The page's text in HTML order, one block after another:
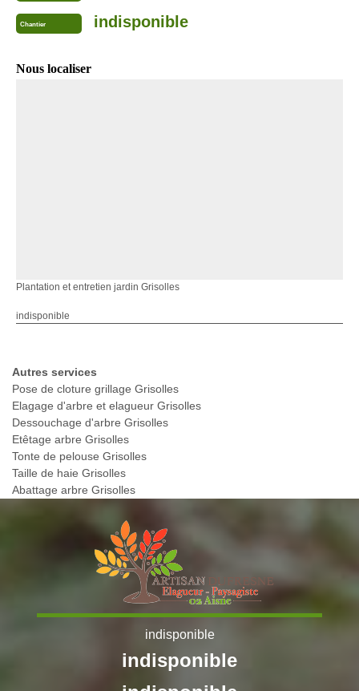
Chantier indisponible
Nous localiser
Plantation et entretien jardin Grisolles
indisponible
Autres services
Pose de cloture grillage Grisolles
Elagage d'arbre et elagueur Grisolles
Dessouchage d'arbre Grisolles
Etêtage arbre Grisolles
Tonte de pelouse Grisolles
Taille de haie Grisolles
Abattage arbre Grisolles
indisponible
indisponible